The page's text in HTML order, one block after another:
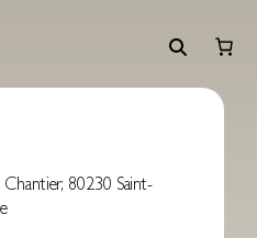
Chantier, 80230 Saint-